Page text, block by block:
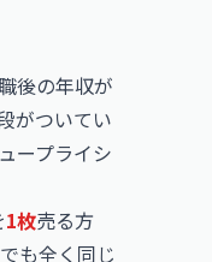
後の年収が
がついてい
ープライシ
1枚売る方
も全く同じ